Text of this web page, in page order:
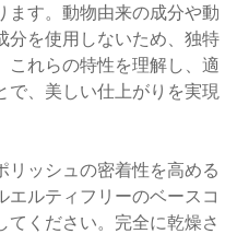
ます。動物由来の成分や動
分を使用しないため、独特
これらの特性を理解し、適
で、美しい仕上がりを実現
リッシュの密着性を高める
ルティフリーのベースコ
てください。完全に乾燥さ